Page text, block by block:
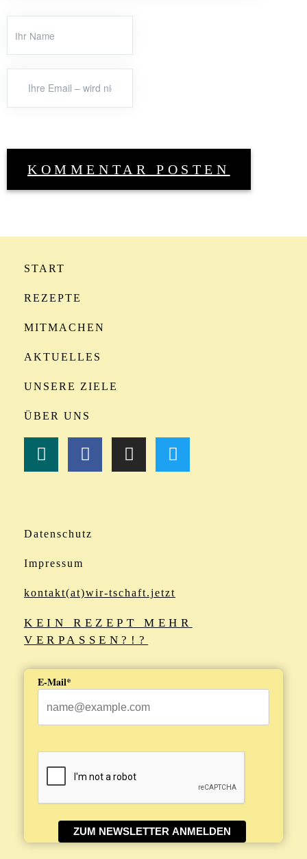
START
REZEPTE
MITMACHEN
AKTUELLES
UNSERE ZIELE
ÜBER UNS
Datenschutz
Impressum
kontakt(at)wir-tschaft.jetzt
KEIN REZEPT MEHR
VERPASSEN?!?
E-Mail*
ZUM NEWSLETTER ANMELDEN